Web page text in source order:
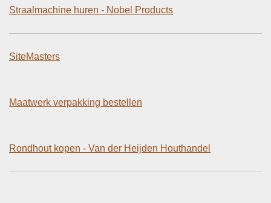
Straalmachine huren - Nobel Products
SiteMasters
Maatwerk verpakking bestellen
Rondhout kopen - Van der Heijden Houthandel